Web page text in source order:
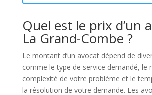
Quel est le prix d’un
La Grand-Combe ?
Le montant d’un avocat dépend de
comme le type de service demandé, le
complexité de votre problème et le
la résolution de votre demande. Les